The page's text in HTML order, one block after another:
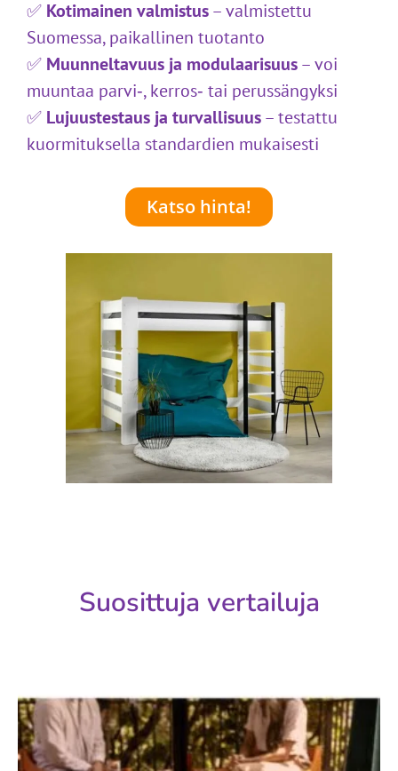
✅ Kotimainen valmistus– valmistettu
Suomessa, paikallinen tuotanto
✅ Muunneltavuus ja modulaarisuus– voi
muuntaa parvi‑, kerros‑ tai perussängyksi
✅ Lujuustestaus ja turvallisuus– testattu
kuormituksella standardien mukaisesti
Katso hinta!
Suosittuja vertailuja